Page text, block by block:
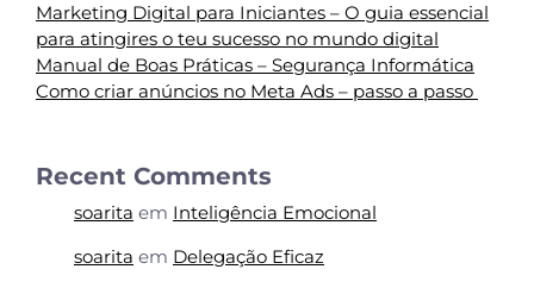
Marketing Digital para Iniciantes – O guia essencial
para atingires o teu sucesso no mundo digital
Manual de Boas Práticas – Segurança Informática
Como criar anúncios no Meta Ads – passo a passo
Recent Comments
soarita em Inteligência Emocional
soarita em Delegação Eficaz